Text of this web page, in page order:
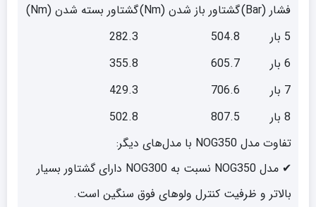
فشار (Bar)
گشتاور باز شدن (Nm)
گشتاور بسته شدن (Nm)
5 بار
504.8
282.3
6 بار
605.7
355.8
7 بار
706.6
429.3
8 بار
807.5
502.8
تفاوت مدل NOG350 با مدل‌های دیگر:
✔ مدل NOG350 نسبت به NOG300 دارای گشتاور بسیار
بالاتر و ظرفیت کنترل ولوهای فوق سنگین است.